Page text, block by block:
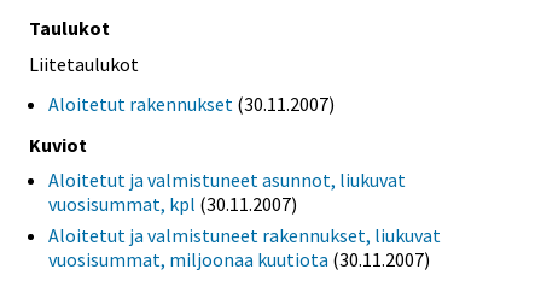
Taulukot
Liitetaulukot
Aloitetut rakennukset (30.11.2007)
Kuviot
Aloitetut ja valmistuneet asunnot, liukuvat
vuosisummat, kpl (30.11.2007)
Aloitetut ja valmistuneet rakennukset, liukuvat
vuosisummat, miljoonaa kuutiota (30.11.2007)